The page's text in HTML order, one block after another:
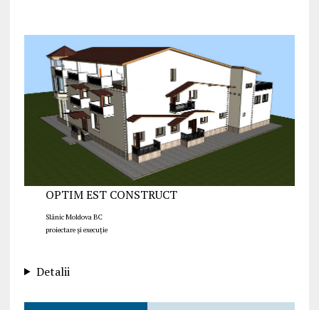
OPTIM EST CONSTRUCT
Slănic Moldova BC
proiectare și execuție
Detalii